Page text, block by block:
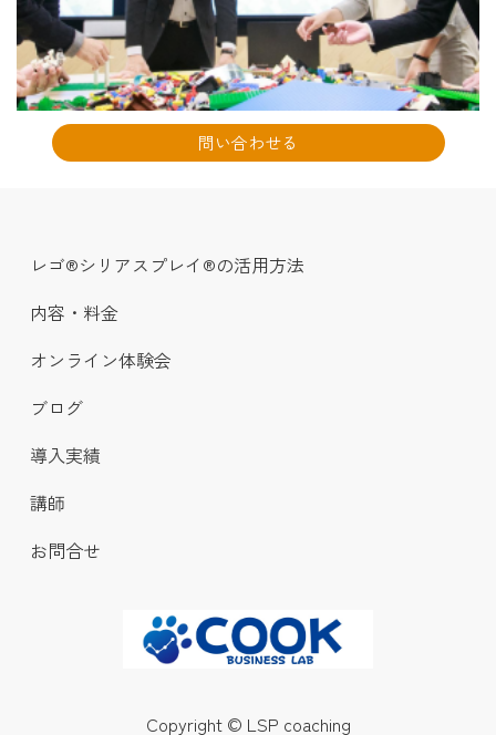
問い合わせる
レゴ®シリアスプレイ®の活用方法
内容・料金
オンライン体験会
ブログ
導入実績
講師
お問合せ
Copyright © LSP coaching